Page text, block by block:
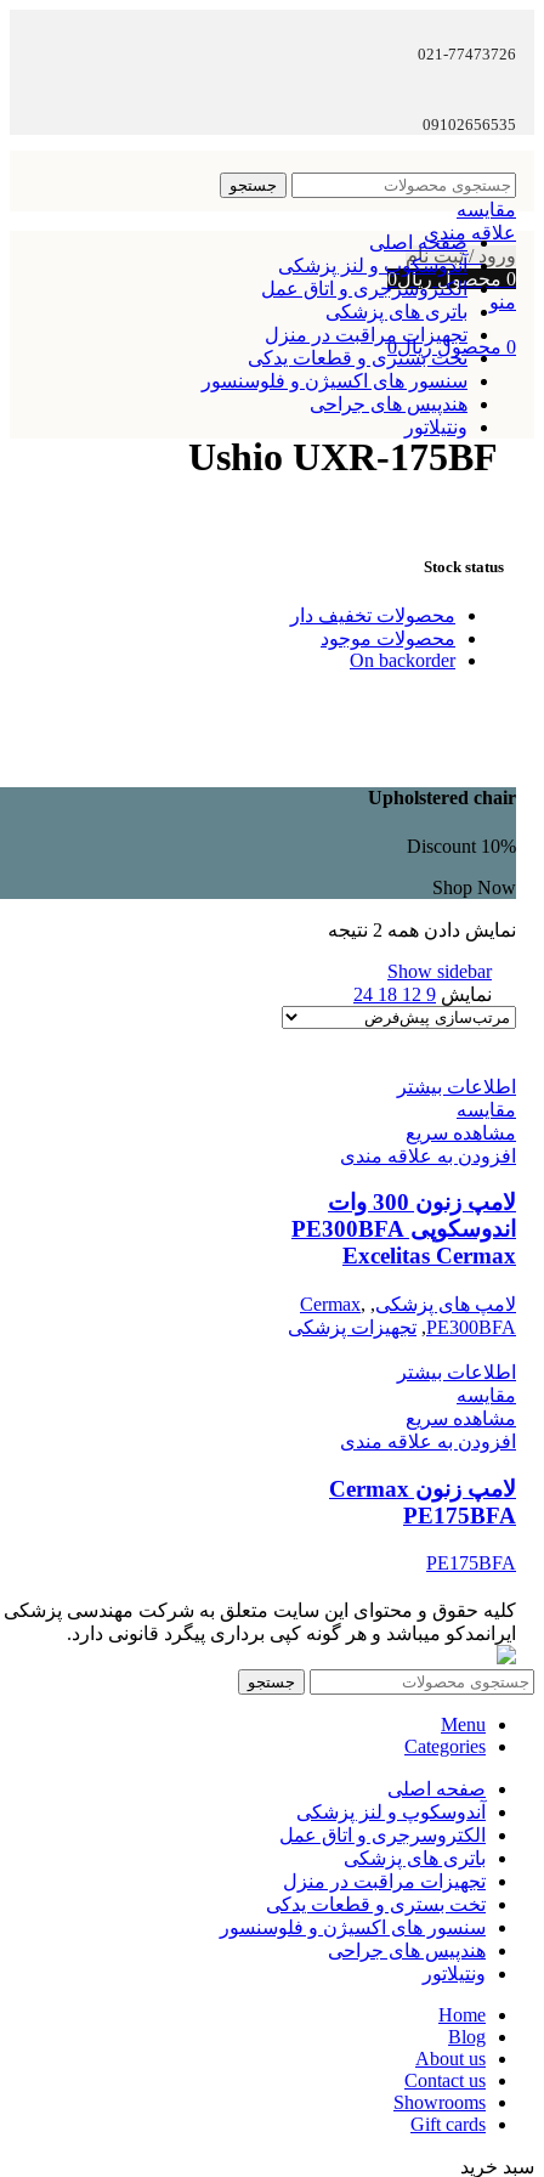
021-77473726
09102656535
جستجو
مقایسه
علاقه مندی
ورود / ثبت نام
0 محصول ریال0
منو
0 محصول ریال0
صفحه اصلی
آندوسکوپ و لنز پزشکی
الکتروسرجری و اتاق عمل
باتری های پزشکی
تجهیزات مراقبت در منزل
تخت بستری و قطعات یدکی
سنسور های اکسیژن و فلوسنسور
هندپیس های جراحی
ونتیلاتور
Ushio UXR-175BF
Stock status
محصولات تخفیف دار
محصولات موجود
On backorder
Upholstered chair
Discount 10%
Shop Now
نمایش دادن همه 2 نتیجه
Show sidebar
نمایش 9
12
18
24
اطلاعات بیشتر
مقایسه
مشاهده سریع
افزودن به علاقه مندی
لامپ زنون 300 وات
اندوسکوپی PE300BFA
Excelitas Cermax
لامپ های پزشکی,
Cermax,
PE300BFA
, تجهیزات پزشکی
اطلاعات بیشتر
مقایسه
مشاهده سریع
افزودن به علاقه مندی
لامپ زنون Cermax
PE175BFA
PE175BFA
کلیه حقوق و محتوای این سایت متعلق به شرکت مهندسی پزشکی
ایرانمدکو میباشد و هر گونه کپی برداری پیگرد قانونی دارد.
جستجو
Menu
Categories
صفحه اصلی
آندوسکوپ و لنز پزشکی
الکتروسرجری و اتاق عمل
باتری های پزشکی
تجهیزات مراقبت در منزل
تخت بستری و قطعات یدکی
سنسور های اکسیژن و فلوسنسور
هندپیس های جراحی
ونتیلاتور
Home
Blog
About us
Contact us
Showrooms
Gift cards
سبد خرید